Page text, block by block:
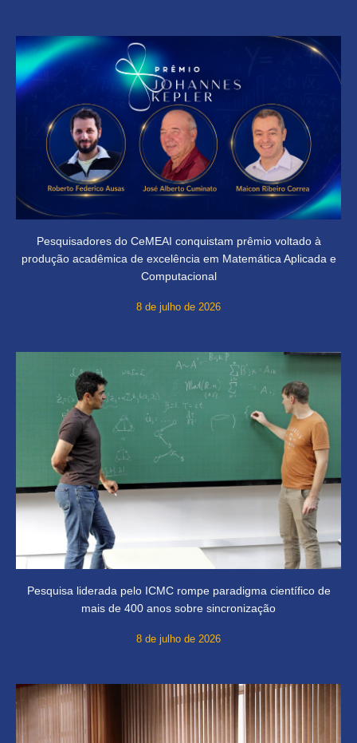
Pesquisadores do CeMEAI conquistam prêmio voltado à
produção acadêmica de excelência em Matemática Aplicada e
Computacional
8 de julho de 2026
Pesquisa liderada pelo ICMC rompe paradigma científico de
mais de 400 anos sobre sincronização
8 de julho de 2026